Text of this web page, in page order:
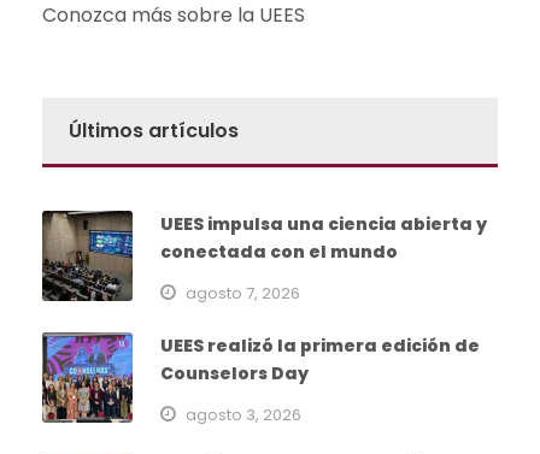
Conozca más sobre la UEES
Últimos artículos
UEES impulsa una ciencia abierta y
conectada con el mundo
agosto 7, 2026
UEES realizó la primera edición de
Counselors Day
agosto 3, 2026